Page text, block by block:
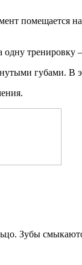
помещается
одну тренировку
губами. В
Зубы